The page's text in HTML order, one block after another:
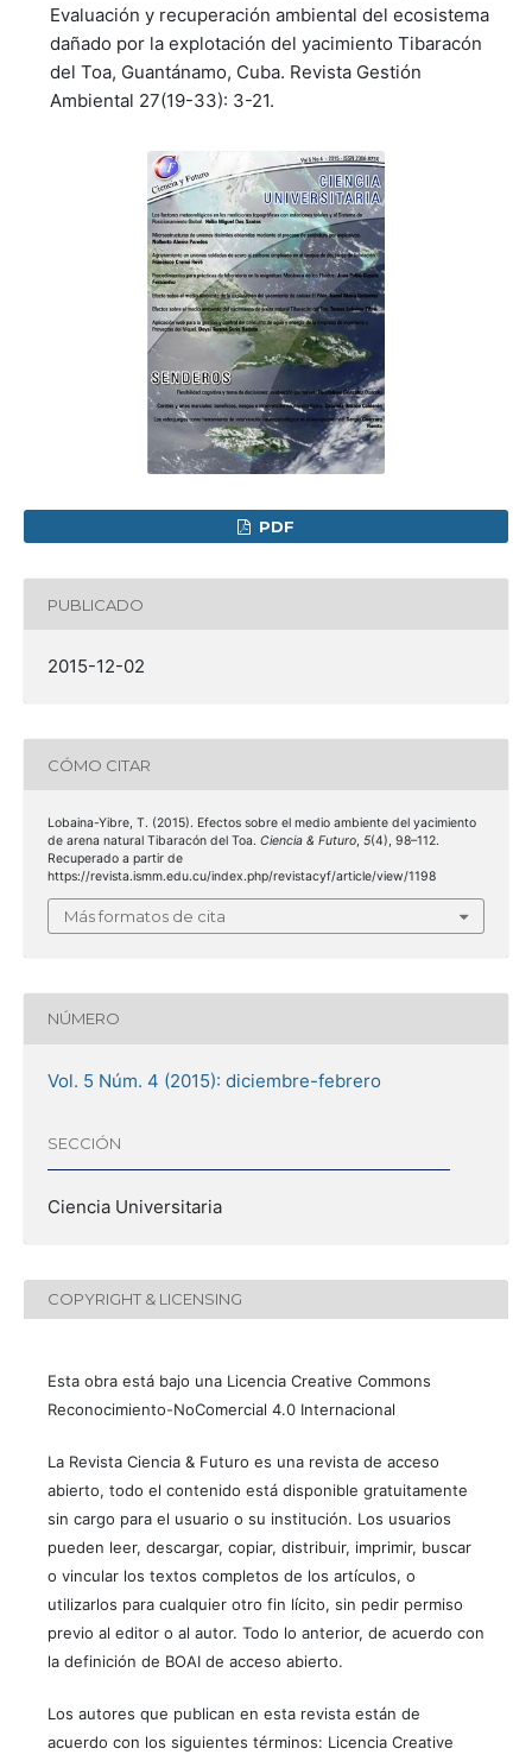
Evaluación y recuperación ambiental del ecosistema
dañado por la explotación del yacimiento Tibaracón
del Toa, Guantánamo, Cuba. Revista Gestión
Ambiental 27(19-33): 3-21.
PDF
PUBLICADO
2015-12-02
CÓMO CITAR
Lobaina-Yibre, T. (2015). Efectos sobre el medio ambiente del yacimiento
de arena natural Tibaracón del Toa. Ciencia & Futuro, 5(4), 98–112.
Recuperado a partir de
https://revista.ismm.edu.cu/index.php/revistacyf/article/view/1198
Más formatos de cita
NÚMERO
Vol. 5 Núm. 4 (2015): diciembre-febrero
SECCIÓN
Ciencia Universitaria
COPYRIGHT & LICENSING
Esta obra está bajo una Licencia Creative Commons
Reconocimiento-NoComercial 4.0 Internacional
La Revista Ciencia & Futuro es una revista de acceso
abierto, todo el contenido está disponible gratuitamente
sin cargo para el usuario o su institución. Los usuarios
pueden leer, descargar, copiar, distribuir, imprimir, buscar
o vincular los textos completos de los artículos, o
utilizarlos para cualquier otro fin lícito, sin pedir permiso
previo al editor o al autor. Todo lo anterior, de acuerdo con
la definición de BOAI de acceso abierto.
Los autores que publican en esta revista están de
acuerdo con los siguientes términos: Licencia Creative